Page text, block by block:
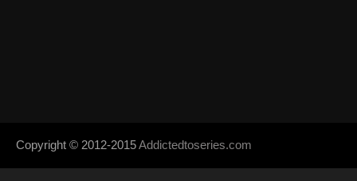
Copyright © 2012-2015Addictedtoseries.com